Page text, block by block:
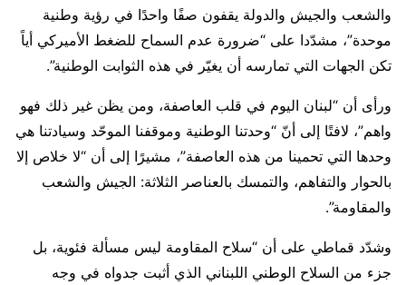
والشعب والجيش والدولة يقفون صفًا واحدًا في رؤية وطنية
موحدة”، مشدّدا على “ضرورة عدم السماح للضغط الأميركي أياً
تكن الجهات التي تمارسه أن يغيّر في هذه الثوابت الوطنية”.
ورأى أن “لبنان اليوم في قلب العاصفة، ومن يظن غير ذلك فهو
واهم”، لافتًا إلى أنّ “وحدتنا الوطنية وموقفنا الموحّد وسيادتنا هي
وحدها التي تحمينا من هذه العاصفة”، مشيرًا إلى أن “لا خلاص إلا
بالحوار والتفاهم، والتمسك بالعناصر الثلاثة: الجيش والشعب
والمقاومة”.
وشدّد قماطي على أن “سلاح المقاومة ليس مسألة فئوية، بل
جزء من السلاح الوطني اللبناني الذي أثبت جدواه في وجه